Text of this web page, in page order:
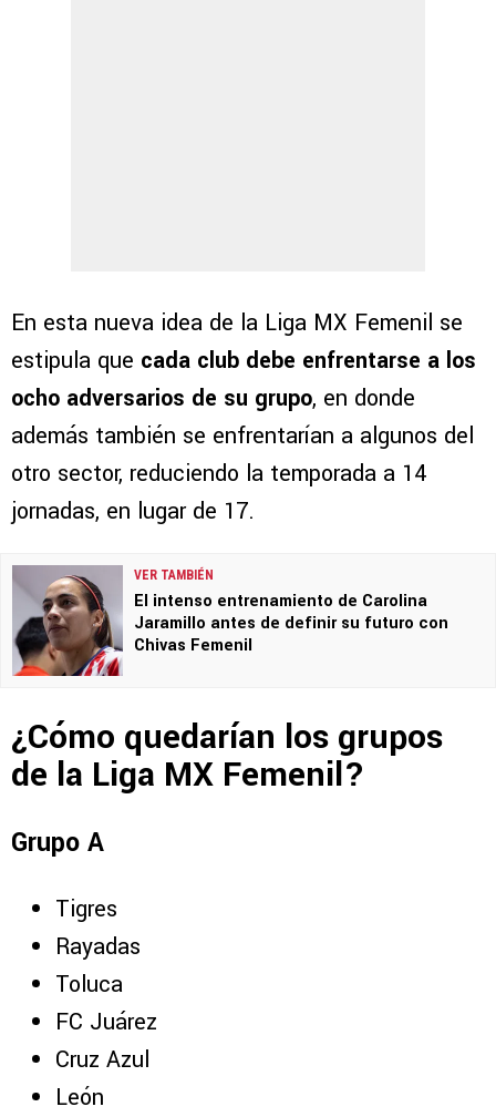
En esta nueva idea de la Liga MX Femenil se
estipula que cada club debe enfrentarse a los
ocho adversarios de su grupo, en donde
además también se enfrentarían a algunos del
otro sector, reduciendo la temporada a 14
jornadas, en lugar de 17.
VER TAMBIÉN
El intenso entrenamiento de Carolina
Jaramillo antes de definir su futuro con
Chivas Femenil
¿Cómo quedarían los grupos
de la Liga MX Femenil?
Grupo A
Tigres
Rayadas
Toluca
FC Juárez
Cruz Azul
León